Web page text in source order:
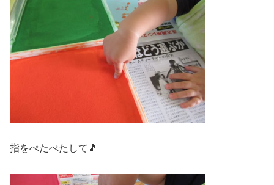
指をぺたぺたして🎵